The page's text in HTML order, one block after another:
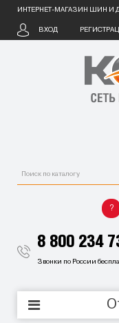
ИНТЕРНЕТ-МАГАЗИН ШИН И
ВХОД
8 800 234
Звонки по России